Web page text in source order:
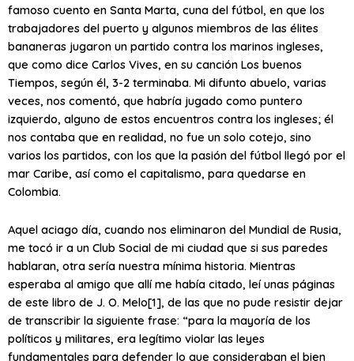
famoso cuento en Santa Marta, cuna del fútbol, en que los
trabajadores del puerto y algunos miembros de las élites
bananeras jugaron un partido contra los marinos ingleses,
que como dice Carlos Vives, en su canción Los buenos
Tiempos, según él, 3-2 terminaba. Mi difunto abuelo, varias
veces, nos comentó, que habría jugado como puntero
izquierdo, alguno de estos encuentros contra los ingleses; él
nos contaba que en realidad, no fue un solo cotejo, sino
varios los partidos, con los que la pasión del fútbol llegó por el
mar Caribe, así como el capitalismo, para quedarse en
Colombia.
Aquel aciago día, cuando nos eliminaron del Mundial de Rusia,
me tocó ir a un Club Social de mi ciudad que si sus paredes
hablaran, otra sería nuestra mínima historia. Mientras
esperaba al amigo que allí me había citado, leí unas páginas
de este libro de J. O. Melo[1], de las que no pude resistir dejar
de transcribir la siguiente frase: “para la mayoría de los
políticos y militares, era legítimo violar las leyes
fundamentales para defender lo que consideraban el bien